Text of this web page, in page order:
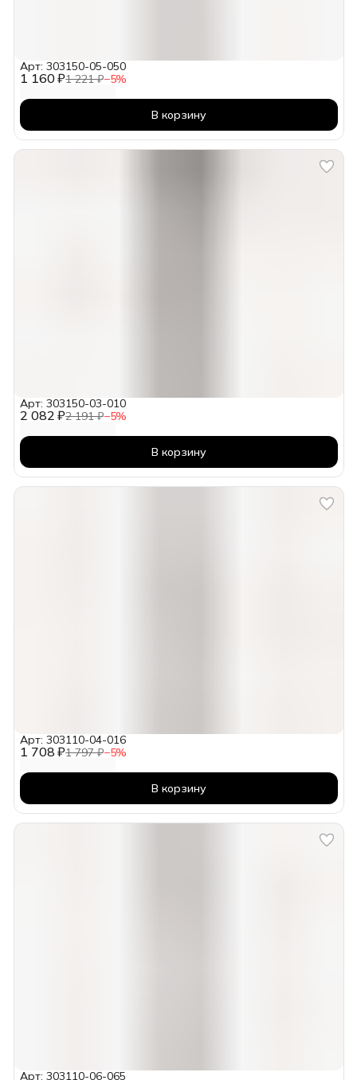
1 160 ₽1 221 ₽−5%
Арт: 303150-05-050
В корзину
2 082 ₽2 191 ₽−5%
Арт: 303150-03-010
В корзину
1 708 ₽1 797 ₽−5%
Арт: 303110-04-016
В корзину
Арт: 303110-06-065